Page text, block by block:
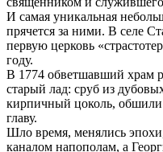
И самая уникальная
прячется за ними. В селе
первую церковь
году.
В 1774 обветшавший храм
старый лад: сруб из
кирпичный цоколь,
главу.
Шло время, менялись
каналом напополам, а